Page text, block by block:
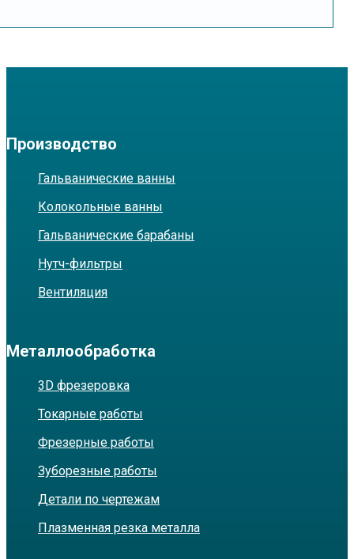
Производство
Гальванические ванны
Колокольные ванны
Гальванические барабаны
Нутч-фильтры
Вентиляция
Металлообработка
3D фрезеровка
Токарные работы
Фрезерные работы
Зуборезные работы
Детали по чертежам
Плазменная резка металла